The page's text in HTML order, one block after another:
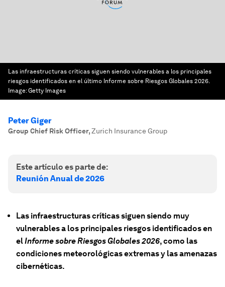
Las infraestructuras críticas siguen siendo vulnerables a los principales
riesgos identificados en el último Informe sobre Riesgos Globales 2026.
Image:Getty Images
Peter Giger
Group Chief Risk Officer,Zurich Insurance Group
Este artículo es parte de:
Reunión Anual de 2026
Las infraestructuras críticas siguen siendo muy
vulnerables a los principales riesgos identificados en
elInforme sobre Riesgos Globales 2026, como las
condiciones meteorológicas extremas y las amenazas
cibernéticas.